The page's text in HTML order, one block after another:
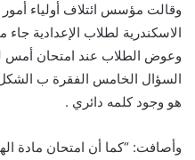
وقالت مؤسس ائتلاف أولياء
الاسكندرية لطلاب الإعدادية
وعوض الطلاب عند امتحان أمس
السؤال الخامس الفقرة ب الشكل
هو وجود كلمه دائري .
وأصافت: “كما أن امتحان مادة